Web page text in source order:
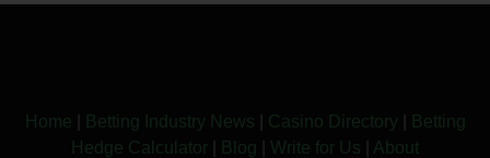
Home Betting Industry News Casino Directory
Betting
Hedge Calculator
Blog Write for Us About